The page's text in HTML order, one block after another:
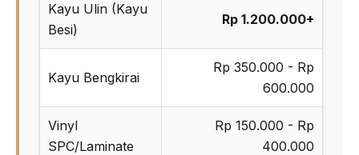
Kayu Ulin (Kayu
Besi)
Rp 1.200.000+
Kayu Bengkirai
Rp 350.000 - Rp
600.000
Vinyl
SPC/Laminate
Rp 150.000 - Rp
400.000